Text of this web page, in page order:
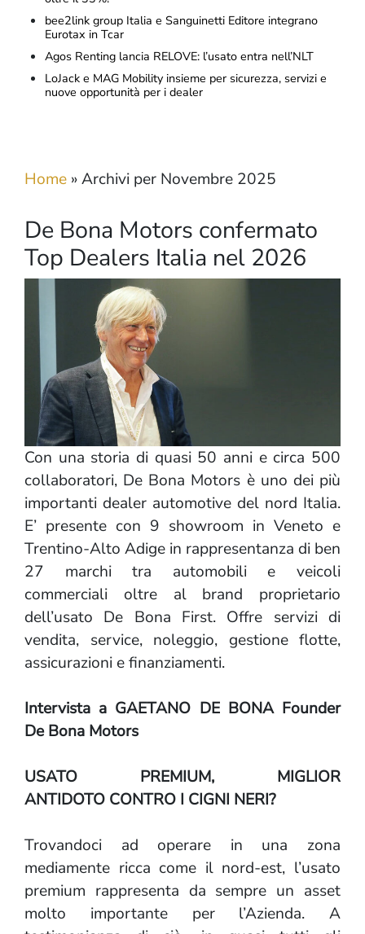
bee2link group Italia e Sanguinetti Editore integrano
Eurotax in Tcar
Agos Renting lancia RELOVE: l’usato entra nell’NLT
LoJack e MAG Mobility insieme per sicurezza, servizi e
nuove opportunità per i dealer
Home »Archivi per Novembre 2025
De Bona Motors confermato
Top Dealers Italia nel 2026
Con una storia di quasi 50 anni e circa 500
collaboratori, De Bona Motors è uno dei più
importanti dealer automotive del nord Italia.
E’ presente con 9 showroom in Veneto e
Trentino‑Alto Adige in rappresentanza di ben
27 marchi tra automobili e veicoli
commerciali oltre al brand proprietario
dell’usato De Bona First. Offre servizi di
vendita, service, noleggio, gestione flotte,
assicurazioni e finanziamenti.
Intervista a GAETANO DE BONA Founder
De Bona Motors
USATO PREMIUM, MIGLIOR
ANTIDOTO CONTRO I CIGNI NERI?
Trovandoci ad operare in una zona
mediamente ricca come il nord-est, l’usato
premium rappresenta da sempre un asset
molto importante per l’Azienda. A